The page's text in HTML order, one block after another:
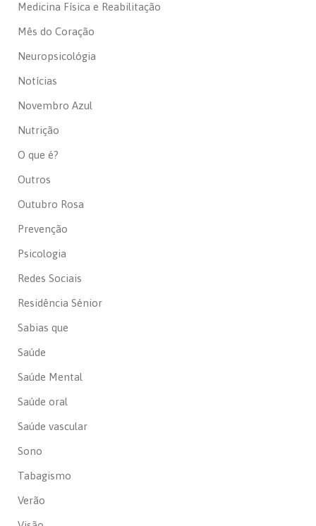
Medicina Física e Reabilitação
Mês do Coração
Neuropsicológia
Notícias
Novembro Azul
Nutrição
O que é?
Outros
Outubro Rosa
Prevenção
Psicologia
Redes Sociais
Residência Sénior
Sabias que
Saúde
Saúde Mental
Saúde oral
Saúde vascular
Sono
Tabagismo
Verão